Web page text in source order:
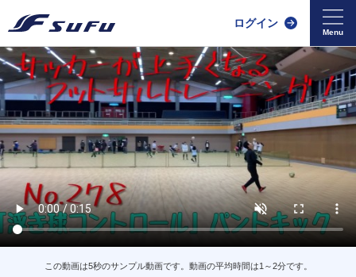
ログイン
この動画は5秒のサンプル動画です。動画の平均時間は1～2分です。